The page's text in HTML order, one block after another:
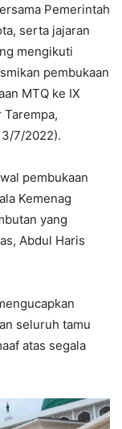
Pemerintah
serta jajaran
mengikuti
pembukaan
MTQ ke IX
7/2022).
pembukaan
Kemenag
yang
Abdul Haris
seluruh tamu
atas segala